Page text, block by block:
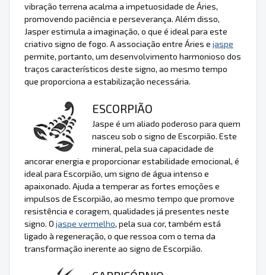
vibração terrena acalma a impetuosidade de Áries,
promovendo paciência e perseverança. Além disso,
Jasper estimula a imaginação, o que é ideal para este
criativo signo de fogo. A associação entre Áries e jaspe
permite, portanto, um desenvolvimento harmonioso dos
traços característicos deste signo, ao mesmo tempo
que proporciona a estabilização necessária.
ESCORPIÃO
Jaspe é um aliado poderoso para quem
nasceu sob o signo de Escorpião. Este
mineral, pela sua capacidade de
ancorar energia e proporcionar estabilidade emocional, é
ideal para Escorpião, um signo de água intenso e
apaixonado. Ajuda a temperar as fortes emoções e
impulsos de Escorpião, ao mesmo tempo que promove
resistência e coragem, qualidades já presentes neste
signo. O jaspe vermelho, pela sua cor, também está
ligado à regeneração, o que ressoa com o tema da
transformação inerente ao signo de Escorpião.